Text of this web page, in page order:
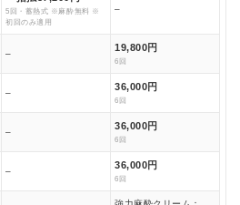
5回・蓄熱式 ※麻酔無料 ※
初回のみ適用
–
–
19,800円
6回
–
36,000円
6回
–
36,000円
6回
–
36,000円
6回